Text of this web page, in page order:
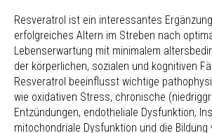
Resveratrol ist ein interessantes
erfolgreiches Altern im Streben nach
Lebenserwartung mit minimalem
der körperlichen, sozialen und kognitiven
Resveratrol beeinflusst wichtige
wie oxidativen Stress, chronische
Entzündungen, endotheliale Dysfunktion,
mitochondriale Dysfunktion und die Bildung